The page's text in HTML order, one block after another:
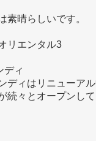
素晴らしいです。
リエンタル3
ディ
ディはリニューア
続々とオープンして